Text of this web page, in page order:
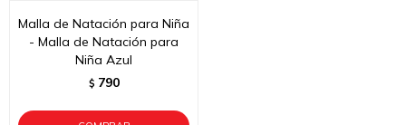
Malla de Natación para Niña
- Malla de Natación para
Niña Azul
$ 790